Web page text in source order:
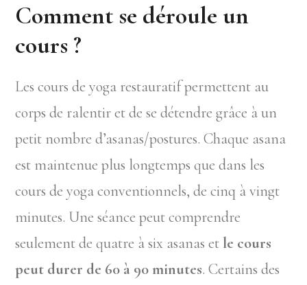
Comment se déroule un
cours ?
Les cours de yoga restauratif permettent au
corps de ralentir et de se détendre grâce à un
petit nombre d’asanas/postures. Chaque asana
est maintenue plus longtemps que dans les
cours de yoga conventionnels, de cinq à vingt
minutes. Une séance peut comprendre
seulement de quatre à six asanas et le cours
peut durer de 60 à 90 minutes. Certains des